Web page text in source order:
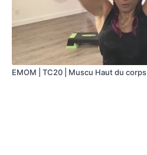
EMOM | TC20 | Muscu Haut du corps